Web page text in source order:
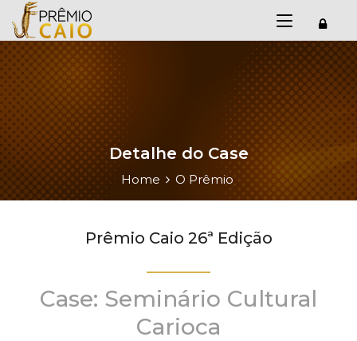
Detalhe do Case
Home O Prêmio
Prêmio Caio 26ª Edição
Case: Seminário Cultural
Carioca